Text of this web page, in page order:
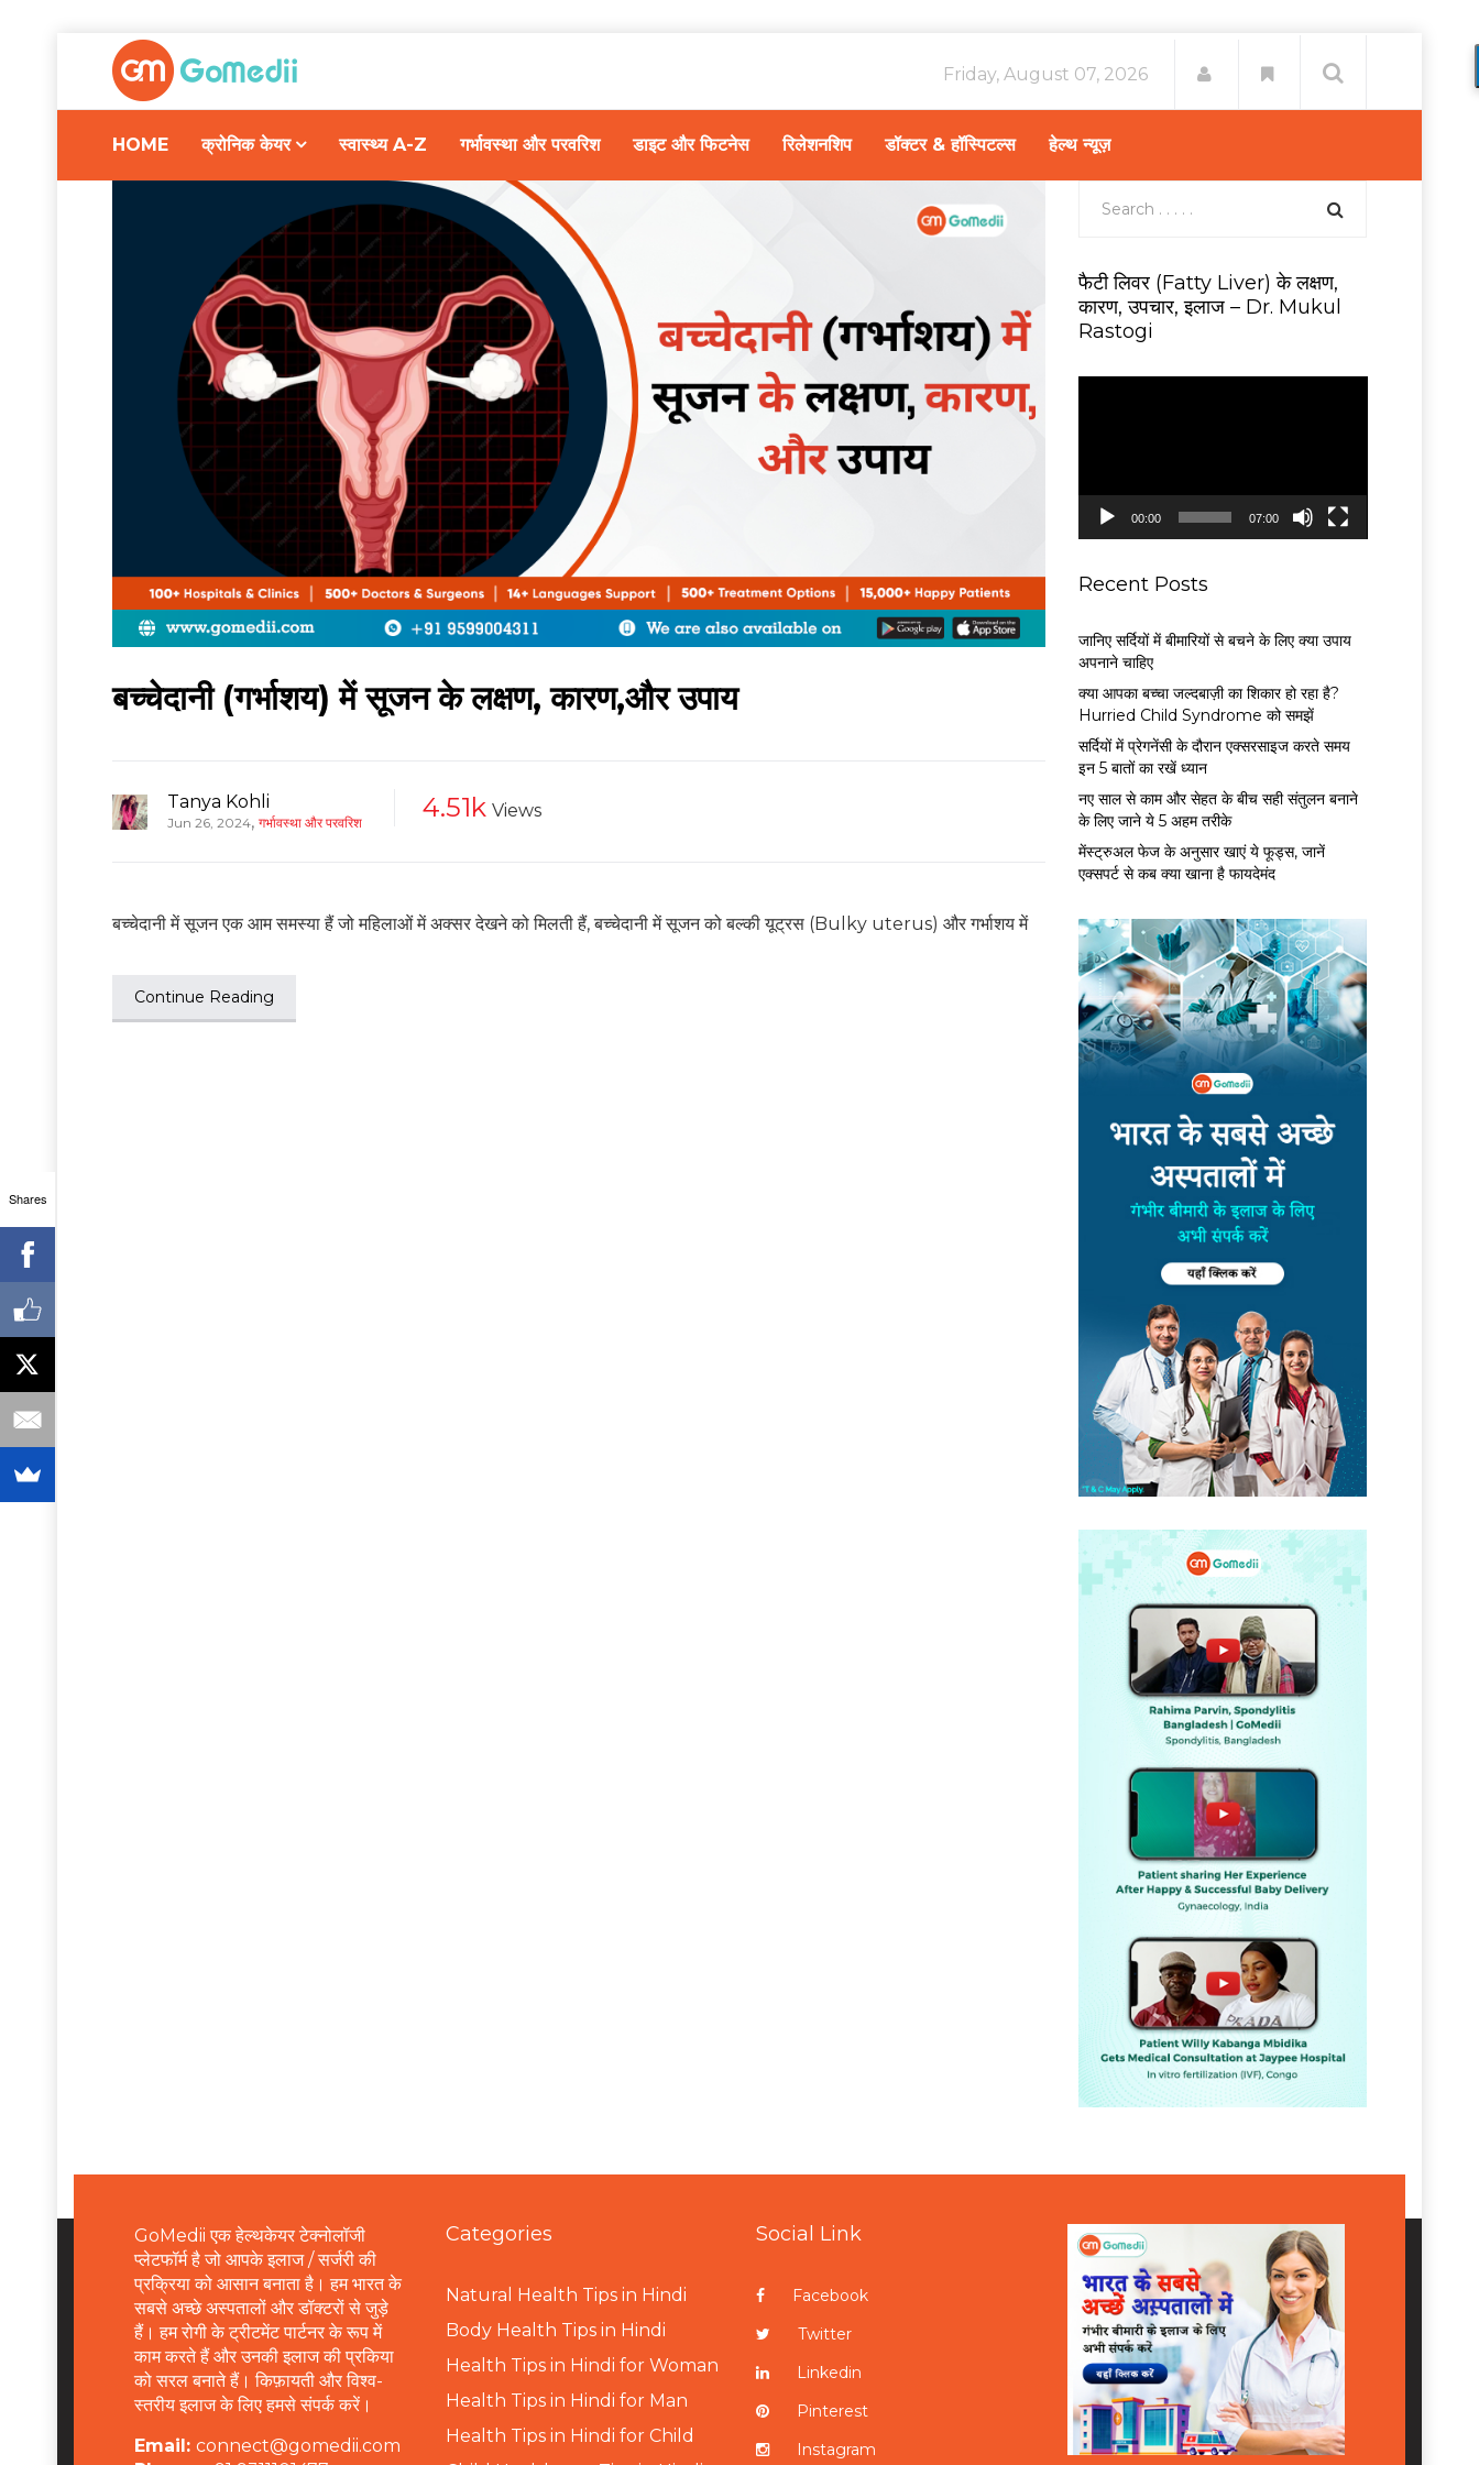
Friday, August 07, 2026
HOME क्रोनिक केयर स्वास्थ्य A-Z गर्भावस्था और परवरिश डाइट और फिटनेस रिलेशनशिप डॉक्टर & हॉस्पिटल्स हेल्थ न्यूज़
बच्चेदानी (गर्भाशय) में सूजन के लक्षण, कारण,और उपाय
Tanya Kohli
Jun 26, 2024, गर्भावस्था और परवरिश 4.51k Views
बच्चेदानी में सूजन एक आम समस्या हैं जो महिलाओं में अक्सर देखने को मिलती हैं, बच्चेदानी में सूजन को बल्की यूट्रस (Bulky uterus) और गर्भाशय में
Continue Reading
फैटी लिवर (Fatty Liver) के लक्षण,
कारण, उपचार, इलाज – Dr. Mukul
Rastogi
y
00:00 07:00
Recent Posts
जानिए सर्दियों में बीमारियों से बचने के लिए क्या उपाय
अपनाने चाहिए
क्या आपका बच्चा जल्दबाज़ी का शिकार हो रहा है?
Hurried Child Syndrome को समझें
सर्द‍ियों में प्रेगनेंसी के दौरान एक्सरसाइज करते समय
इन 5 बातों का रखें ध्यान
नए साल से काम और सेहत के बीच सही संतुलन बनाने
के लिए जाने ये 5 अहम तरीके
मेंस्ट्रुअल फेज के अनुसार खाएं ये फूड्स, जानें
एक्सपर्ट से कब क्या खाना है फायदेमंद
GoMedii एक हेल्थकेयर टेक्नोलॉजी
प्लेटफॉर्म है जो आपके इलाज / सर्जरी की
प्रक्रिया को आसान बनाता है। हम भारत के
सबसे अच्छे अस्पतालों और डॉक्टरों से जुड़े
हैं। हम रोगी के ट्रीटमेंट पार्टनर के रूप में
काम करते हैं और उनकी इलाज की प्रकिया
को सरल बनाते हैं। किफ़ायती और विश्व-
स्तरीय इलाज के लिए हमसे संपर्क करें।
Email: connect@gomedii.com
Categories
Natural Health Tips in Hindi
Body Health Tips in Hindi
Health Tips in Hindi for Woman
Health Tips in Hindi for Man
Health Tips in Hindi for Child
Social Link
Facebook
Twitter
Linkedin
Pinterest
Instagram
Shares